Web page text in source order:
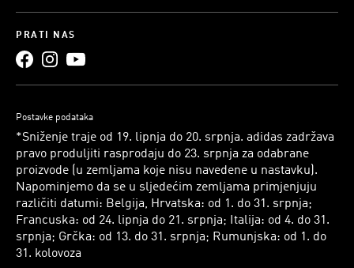
PRATI NAS
Postavke podataka
*Sniženje traje od 19. lipnja do 20. srpnja. adidas zadržava
pravo produljiti rasprodaju do 23. srpnja za odabrane
proizvode (u zemljama koje nisu navedene u nastavku).
Napominjemo da se u sljedećim zemljama primjenjuju
različiti datumi: Belgija, Hrvatska: od 1. do 31. srpnja;
Francuska: od 24. lipnja do 21. srpnja; Italija: od 4. do 31.
srpnja; Grčka: od 13. do 31. srpnja; Rumunjska: od 1. do
31. kolovoza